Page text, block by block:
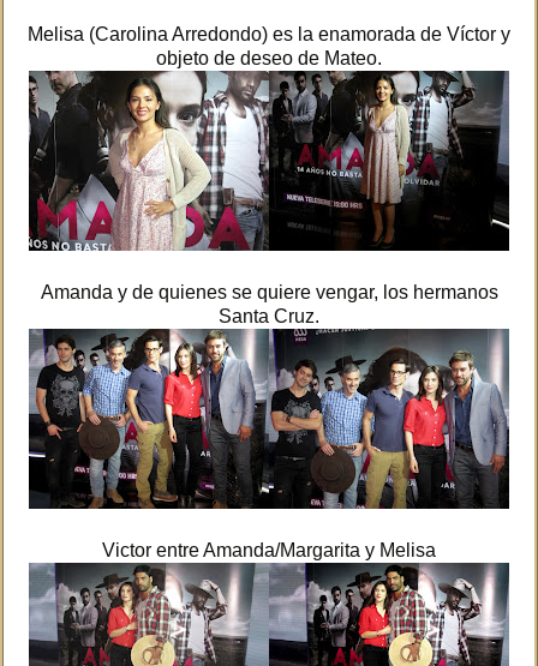
Melisa (Carolina Arredondo) es la enamorada de Víctor y
objeto de deseo de Mateo.
Amanda y de quienes se quiere vengar, los hermanos
Santa Cruz.
Victor entre Amanda/Margarita y Melisa